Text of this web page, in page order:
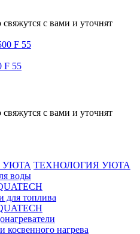
с вами и уточнят
F 55
с вами и уточнят
ТЕХНОЛОГИЯ УЮТА
воды
для топлива